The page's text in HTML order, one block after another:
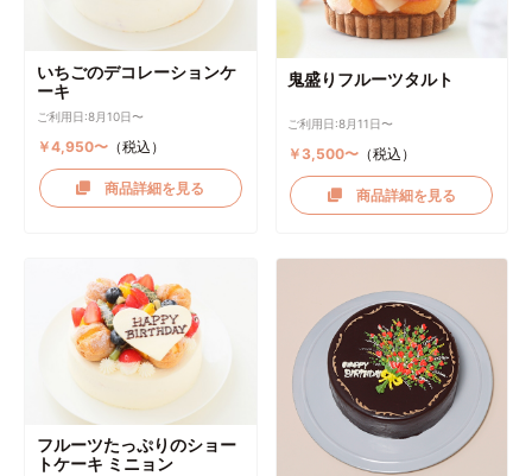
いちごのデコレーションケ
ーキ
ご利用日:8月10日〜
￥4,950〜（税込）
商品詳細を見る
鬼盛りフルーツタルト
ご利用日:8月11日〜
￥3,500〜 （税込）
商品詳細を見る
フルーツたっぷりのショー
トケーキ ミニョン